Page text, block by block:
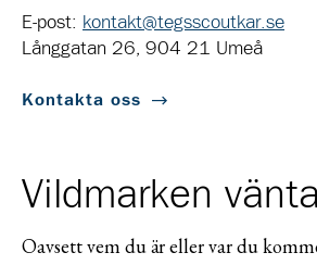
E-post: kontakt@tegsscoutkar.se
Långgatan 26, 904 21 Umeå
Kontakta oss
Vildmarken
Oavsett vem du är eller var du